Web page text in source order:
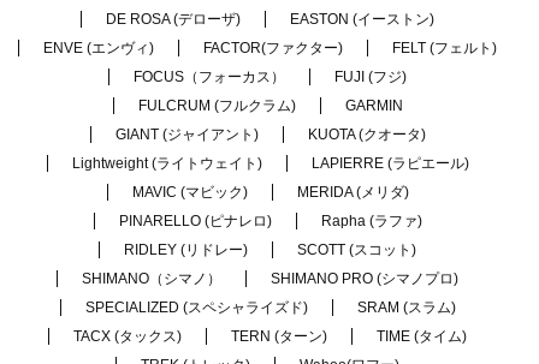
DE ROSA (デローザ)
EASTON (イーストン)
ENVE (エンヴィ)
FACTOR(ファクター)
FELT (フェルト)
FOCUS（フォーカス）
FUJI (フジ)
FULCRUM (フルクラム)
GARMIN
GIANT (ジャイアント)
KUOTA (クオータ)
Lightweight (ライトウェイト)
LAPIERRE (ラピエール)
MAVIC (マビック)
MERIDA (メリダ)
PINARELLO (ピナレロ)
Rapha (ラファ)
RIDLEY (リドレー)
SCOTT (スコット)
SHIMANO（シマノ）
SHIMANO PRO (シマノプロ)
SPECIALIZED (スペシャライズド)
SRAM (スラム)
TACX (タックス)
TERN (ターン)
TIME (タイム)